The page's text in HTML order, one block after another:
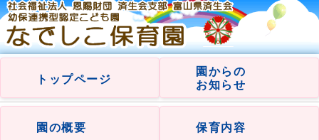
トップページ
園からの
お知らせ
園の概要 保育内容